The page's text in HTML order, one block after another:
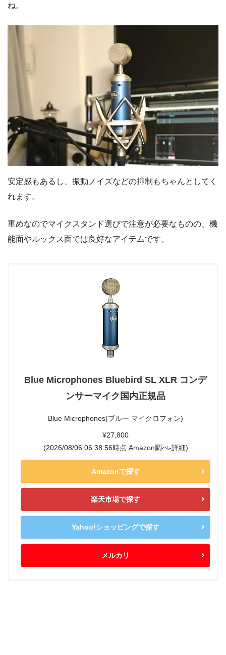
ね。
安定感もあるし、振動ノイズなどの抑制もちゃんとしてく
れます。
重めなのでマイクスタンド選びで注意が必要なものの、機
能面やルックス面では良好なアイテムです。
Blue Microphones Bluebird SL XLR コンデ
ンサーマイク国内正規品
Blue Microphones(ブルー マイクロフォン)
¥27,800
(2026/08/06 06:38:56時点 Amazon調べ-詳細)
Amazonで探す
楽天市場で探す
Yahoo!ショッピングで探す
メルカリ